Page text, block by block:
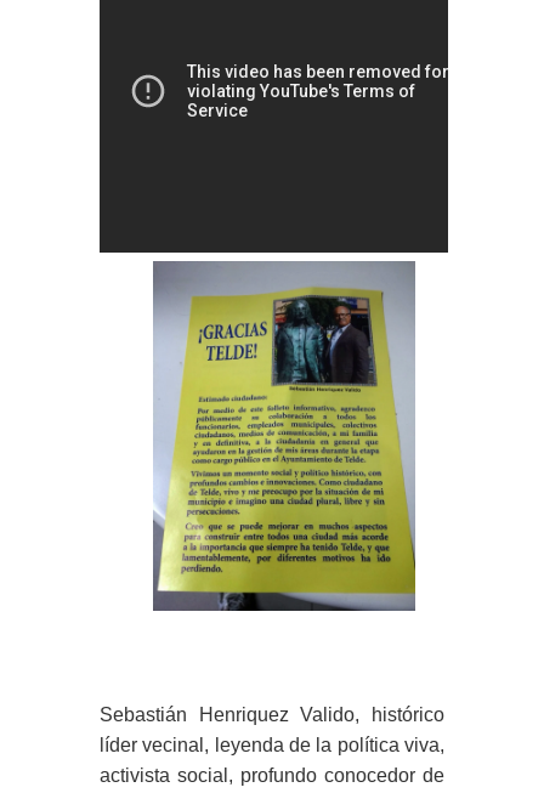
Sebastián Henriquez Valido, histórico
líder vecinal, leyenda de la política viva,
activista social, profundo conocedor de